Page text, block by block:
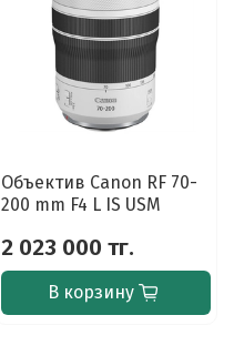
Объектив Canon RF 70-
200 mm F4 L IS USM
2 023 000 тг.
В корзину